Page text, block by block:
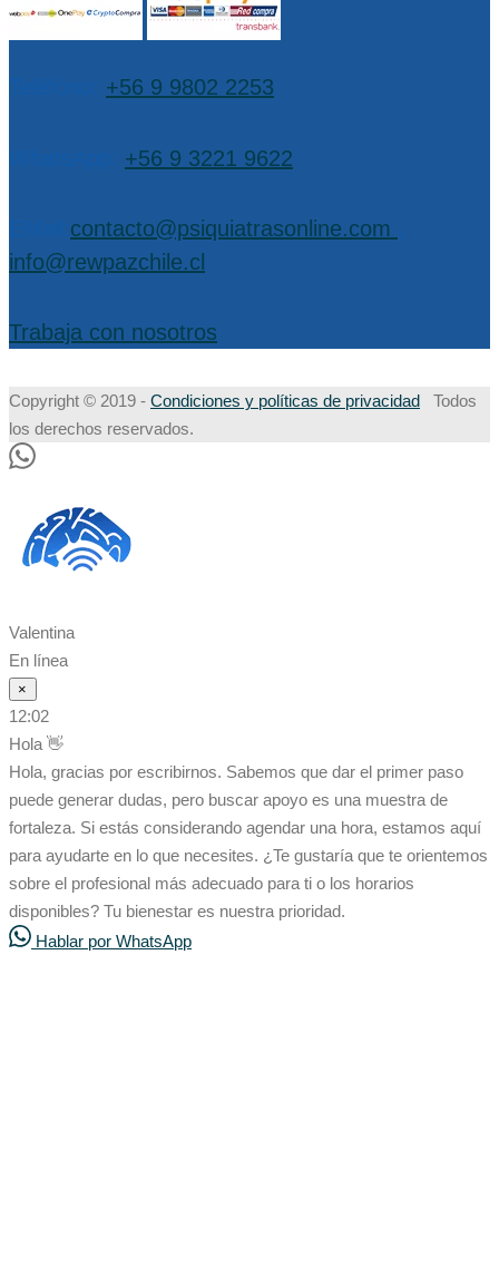
+56 9 9802 2253
+56 9 3221 9622
contacto@psiquiatrasonline.com
info@rewpazchile.cl
Trabaja con nosotros
Copyright © 2019 - Condiciones y políticas de privacidad Todos
los derechos reservados.
Valentina
En línea
×
12:02
Hola 👋
Hola, gracias por escribirnos. Sabemos que dar el primer paso
puede generar dudas, pero buscar apoyo es una muestra de
fortaleza. Si estás considerando agendar una hora, estamos aquí
para ayudarte en lo que necesites. ¿Te gustaría que te orientemos
sobre el profesional más adecuado para ti o los horarios
disponibles? Tu bienestar es nuestra prioridad.
Hablar por WhatsApp